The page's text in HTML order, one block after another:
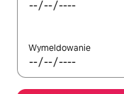
Wymeldowanie